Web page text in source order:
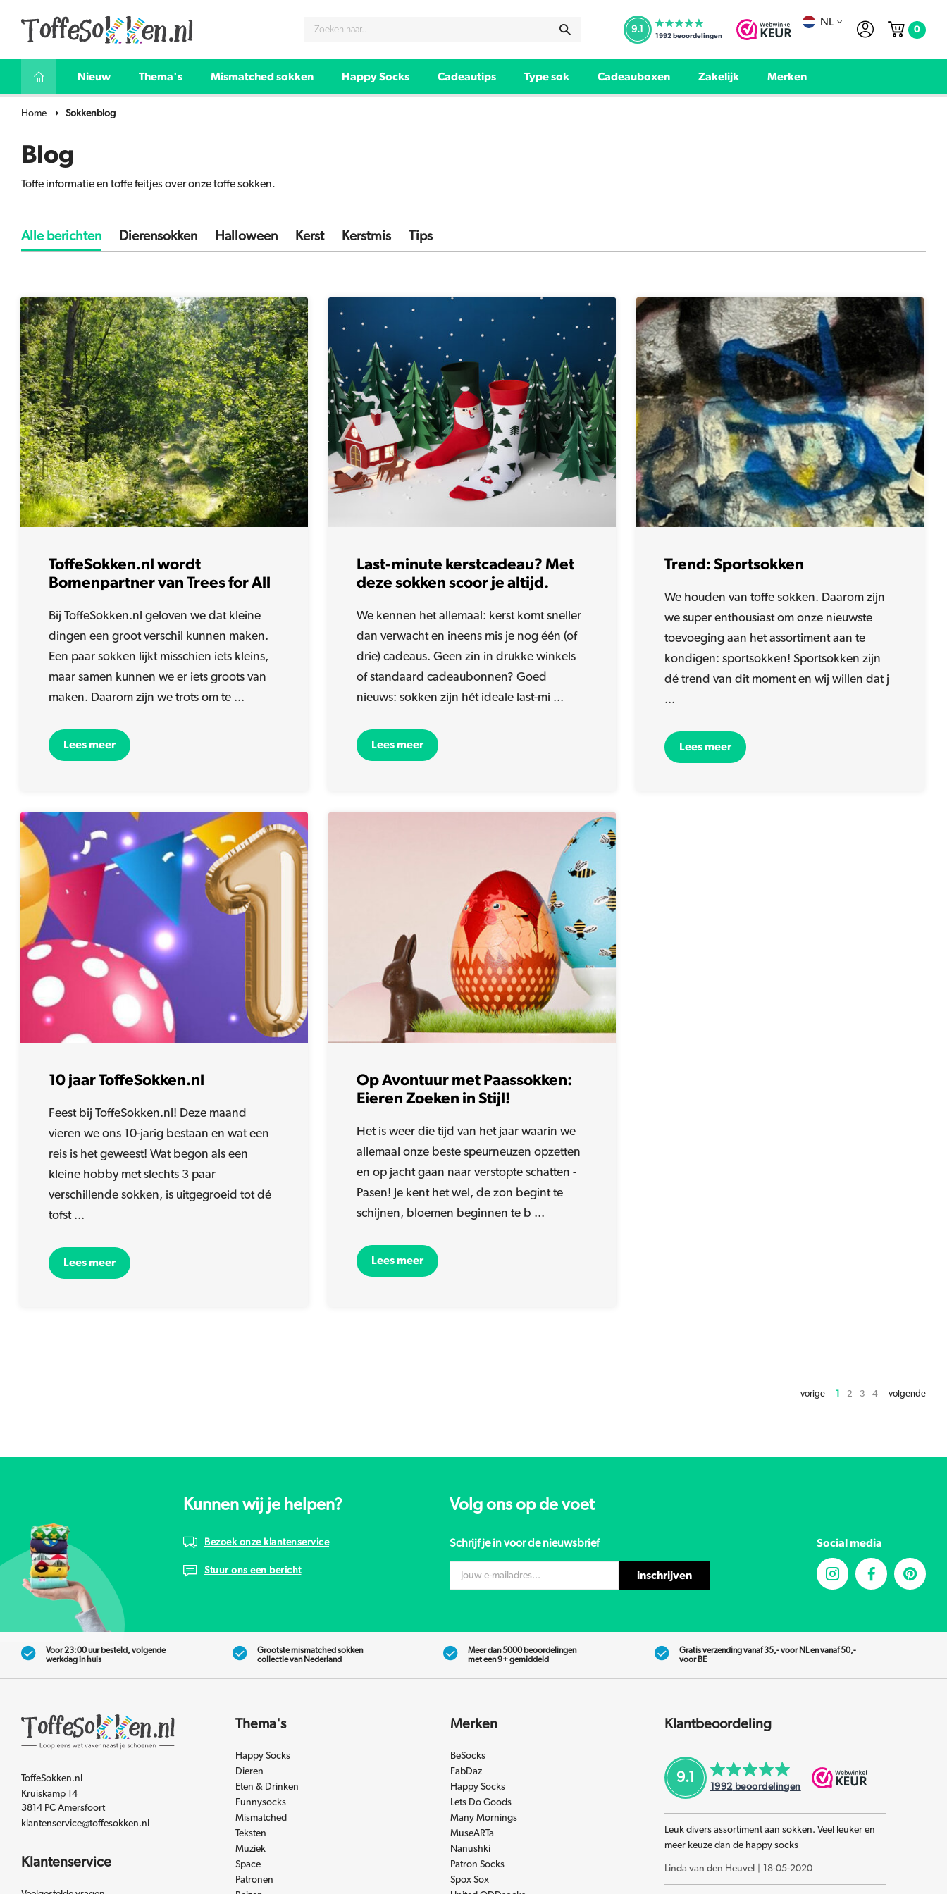
9.1
1992beoordelingen
NL
0
Nieuw Thema's Mismatched sokken Happy Socks Cadeautips Type sok Cadeauboxen Zakelijk Merken
Home Sokkenblog
Blog
Toffe informatie en toffe feitjes over onze toffe sokken.
Alle berichten Dierensokken Halloween Kerst Kerstmis Tips
ToffeSokken.nl wordt
Bomenpartner van Trees for All
Bij ToffeSokken.nl geloven we dat kleine
dingen een groot verschil kunnen maken.
Een paar sokken lijkt misschien iets kleins,
maar samen kunnen we er iets groots van
maken. Daarom zijn we trots om te ...
Lees meer
Last-minute kerstcadeau? Met
deze sokken scoor je altijd.
We kennen het allemaal: kerst komt sneller
dan verwacht en ineens mis je nog één (of
drie) cadeaus. Geen zin in drukke winkels
of standaard cadeaubonnen? Goed
nieuws: sokken zijn hét ideale last-mi ...
Lees meer
Trend: Sportsokken
We houden van toffe sokken. Daarom zijn
we super enthousiast om onze nieuwste
toevoeging aan het assortiment aan te
kondigen: sportsokken! Sportsokken zijn
dé trend van dit moment en wij willen dat j
...
Lees meer
10 jaar ToffeSokken.nl
Feest bij ToffeSokken.nl! Deze maand
vieren we ons 10-jarig bestaan en wat een
reis is het geweest! Wat begon als een
kleine hobby met slechts 3 paar
verschillende sokken, is uitgegroeid tot dé
tofst ...
Lees meer
Op Avontuur met Paassokken:
Eieren Zoeken in Stijl!
Het is weer die tijd van het jaar waarin we
allemaal onze beste speurneuzen opzetten
en op jacht gaan naar verstopte schatten -
Pasen! Je kent het wel, de zon begint te
schijnen, bloemen beginnen te b ...
Lees meer
vorige 1 2 3 4 volgende
Kunnen wij je helpen?
Bezoek onze klantenservice
Stuur ons een bericht
Volg ons op de voet
Schrijf je in voor de nieuwsbrief
inschrijven
Social media
Voor 23:00 uur besteld, volgende
werkdag in huis
Grootste mismatched sokken
collectie van Nederland
Meer dan 5000 beoordelingen
met een 9+ gemiddeld
Gratis verzending vanaf 35,- voor NL en vanaf 50,-
voor BE
ToffeSokken.nl
Kruiskamp 14
3814 PC Amersfoort
klantenservice@toffesokken.nl
Klantenservice
Thema's
Happy Socks
Dieren
Eten & Drinken
Funnysocks
Mismatched
Teksten
Muziek
Space
Patronen
Merken
BeSocks
FabDaz
Happy Socks
Lets Do Goods
Many Mornings
MuseARTa
Nanushki
Patron Socks
Spox Sox
Klantbeoordeling
9.1
1992 beoordelingen
Leuk divers assortiment aan sokken. Veel leuker en
meer keuze dan de happy socks
Linda van den Heuvel 18-05-2020